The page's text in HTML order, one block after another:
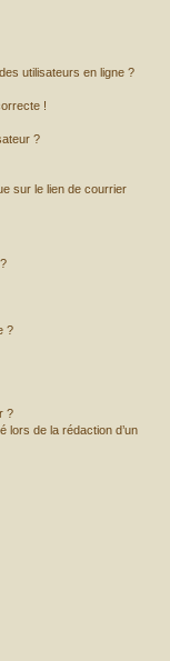
utilisateurs en ligne ?
!
?
sur le lien de courrier
?
?
lors de la rédaction d’un